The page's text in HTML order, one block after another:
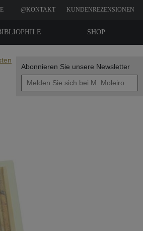
Abonnieren Sie unsere Newsletter
@KONTAKT KUNDENREZENSIONEN
SHOP